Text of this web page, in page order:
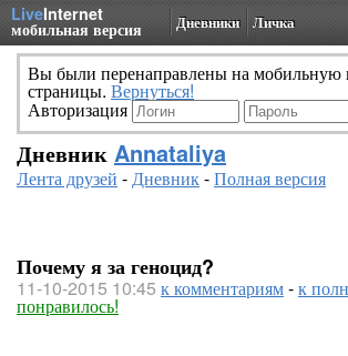
LiveInternet
мобильная версия Дневники Личка
Вы были перенаправлены на мобильную
страницы. Вернуться!
Авторизация
Дневник Annataliya
Лента друзей -Дневник-Полная версия
Почему я за геноцид?
11-10-2015 10:45 к комментариям-к
понравилось!